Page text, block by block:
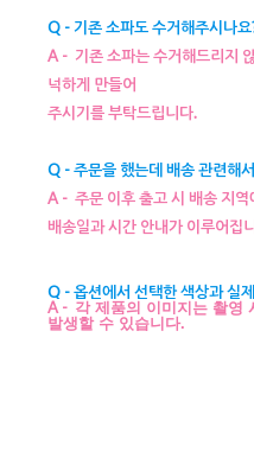
Q - 기존 소파도 수거해주시나요
A - 기존 소파는 수거해드리지
넉하게 만들어
주시기를 부탁드립니다.
Q - 주문을 했는데 배송 관련해
A - 주문 이후 출고 시 배송 지
배송일과 시간 안내가 이루어집
Q - 옵션에서 선택한 색상과 실
A - 각 제품의 이미지는 촬영
발생할 수 있습니다.